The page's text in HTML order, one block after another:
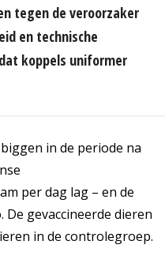
tegen de veroorzaker
en technische
koppels uniformer
in de periode na
per dag lag – en de
gevaccineerde dieren
in de controlegroep.